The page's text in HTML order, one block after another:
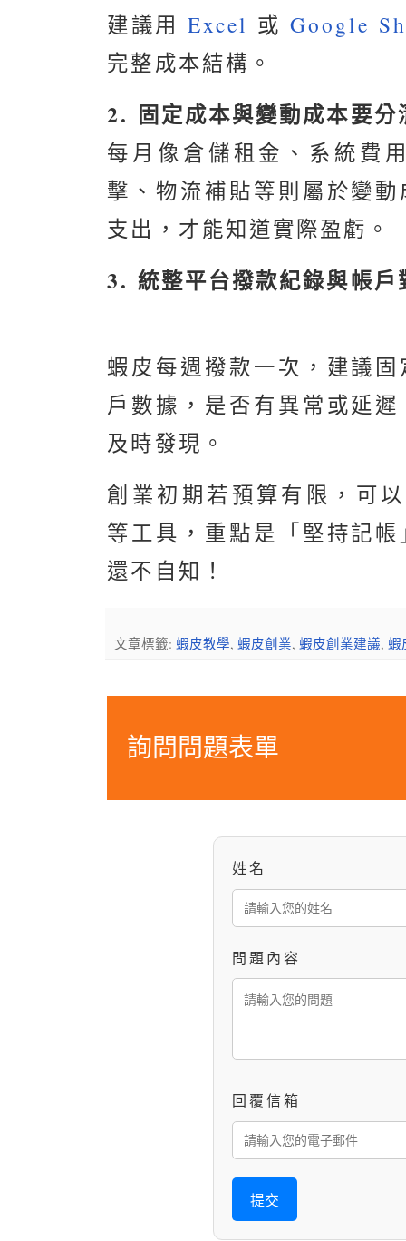
建議用Excel 或 Google
完整成本結構。
2. 固定成本與變動成本要分
每月像倉儲租金、系統費
擊、物流補貼等則屬於變
支出，才能知道實際盈虧。
3. 統整平台撥款紀錄與帳戶
蝦皮每週撥款一次，建議
戶數據，是否有異常或延
及時發現。
創業初期若預算有限，可
等工具，重點是「堅持記
還不自知！
文章標籤:蝦皮教學,蝦皮創業,蝦皮創業建議,蝦
詢問問題表單
姓名
問題內容
回覆信箱